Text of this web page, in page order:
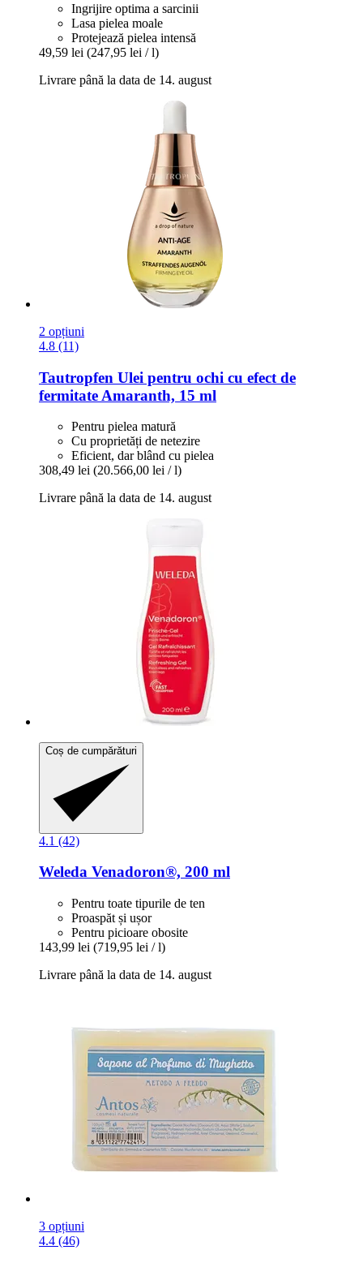
Ingrijire optima a sarcinii
Lasa pielea moale
Protejează pielea intensă
49,59 lei (247,95 lei / l)
Livrare până la data de 14. august
2 opțiuni
4.8 (11)
Tautropfen Ulei pentru ochi cu efect de
fermitate Amaranth, 15 ml
Pentru pielea matură
Cu proprietăți de netezire
Eficient, dar blând cu pielea
308,49 lei (20.566,00 lei / l)
Livrare până la data de 14. august
Coș de cumpărături
4.1 (42)
Weleda Venadoron®, 200 ml
Pentru toate tipurile de ten
Proaspăt și ușor
Pentru picioare obosite
143,99 lei (719,95 lei / l)
Livrare până la data de 14. august
3 opțiuni
4.4 (46)